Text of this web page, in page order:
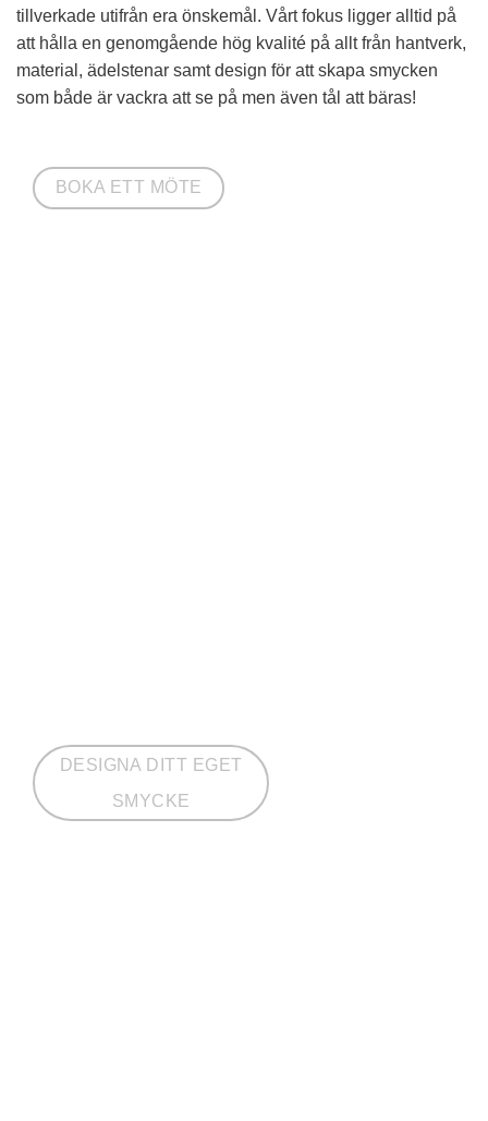
tillverkade utifrån era önskemål. Vårt fokus ligger alltid på
att hålla en genomgående hög kvalité på allt från hantverk,
material, ädelstenar samt design för att skapa smycken
som både är vackra att se på men även tål att bäras!
BOKA ETT MÖTE
DESIGNA DITT EGET
SMYCKE